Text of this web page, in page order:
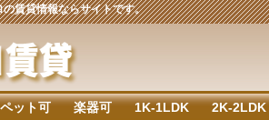
賃貸情報ならサイトです。
ペット可 楽器可 1K-1LDK 2K-2LDK